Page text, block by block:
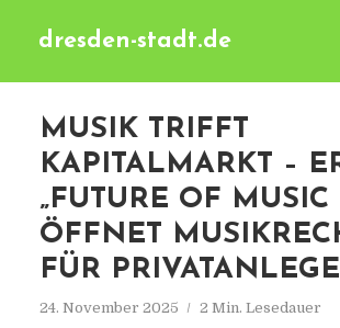
dresden-stadt.de
MUSIK TRIFFT
KAPITALMARKT –
„FUTURE OF MUSIC
ÖFFNET
FÜR
24. November 2025 2 Min. Lesedauer